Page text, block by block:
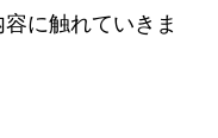
に触れていきま